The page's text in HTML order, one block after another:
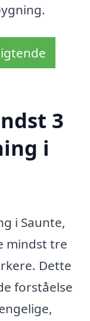
3
i
i Saunte,
mindst tre
Dette
forståelse